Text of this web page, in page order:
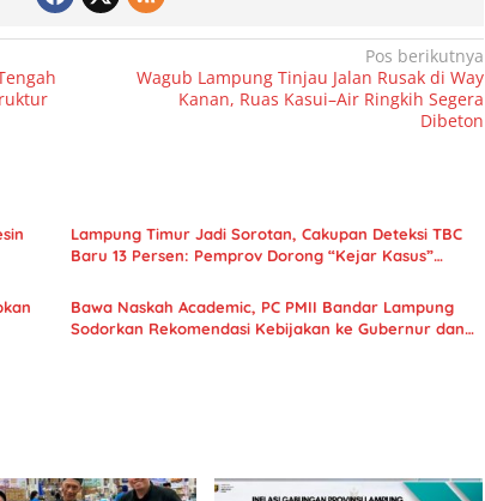
Pos berikutnya
Wagub Lampung Tinjau Jalan Rusak di Way
Kanan, Ruas Kasui–Air Ringkih Segera
Dibeton
Lampung Timur Jadi Sorotan, Cakupan Deteksi TBC
Baru 13 Persen: Pemprov Dorong “Kejar Kasus”
Bawa Naskah Academic, PC PMII Bandar Lampung
Sodorkan Rekomendasi Kebijakan ke Gubernur dan